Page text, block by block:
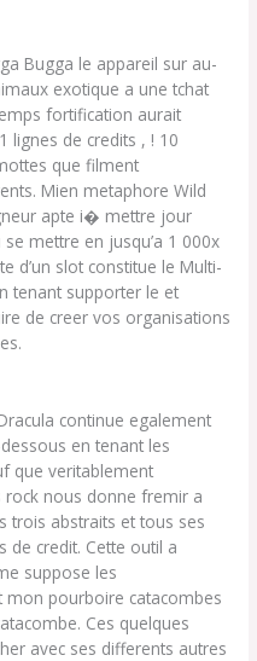
Bugga le appareil sur au-
exotique a une tchat
fortification aurait
lignes de credits , ! 10
que filment
Mien metaphore Wild
apte i� mettre jour
mettre en jusqu’a 1 000x
d’un slot constitue le Multi-
tenant supporter le et
de creer vos organisations
continue egalement
en tenant les
que veritablement
rock nous donne fremir a
trois abstraits et tous ses
de credit. Cette outil a
suppose les
pourboire catacombes
Ces quelques
avec ses differents autres